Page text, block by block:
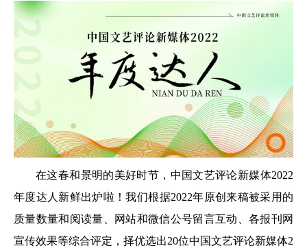
在这春和景明的美好时节，中国文艺评论新媒体2022
年度达人新鲜出炉啦！我们根据2022年原创来稿被采用的
质量数量和阅读量、网站和微信公号留言互动、各报刊网
宣传效果等综合评定，择优选出20位中国文艺评论新媒体2